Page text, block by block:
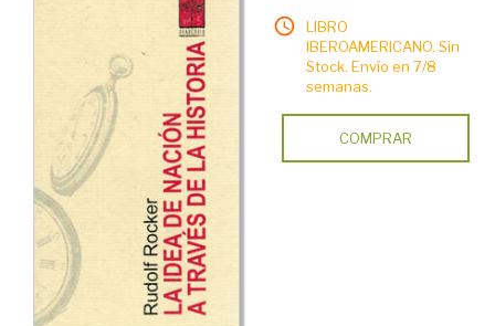
LIBRO
IBEROAMERICANO. Sin
Stock. Envío en 7/8
semanas.
COMPRAR